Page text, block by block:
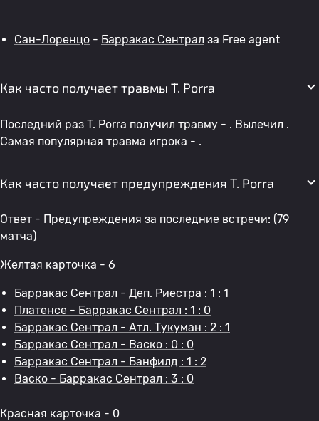
Сан-Лоренцо - Барракас Сентрал за Free agent
Как часто получает травмы T. Porra
Последний раз T. Porra получил травму - . Вылечил .
Самая популярная травма игрока - .
Как часто получает предупреждения T. Porra
Ответ - Предупреждения за последние встречи: (79
матча)
Желтая карточка - 6
Барракас Сентрал - Деп. Риестра : 1 : 1
Платенсе - Барракас Сентрал : 1 : 0
Барракас Сентрал - Атл. Тукуман : 2 : 1
Барракас Сентрал - Васко : 0 : 0
Барракас Сентрал - Банфилд : 1 : 2
Васко - Барракас Сентрал : 3 : 0
Красная карточка - 0